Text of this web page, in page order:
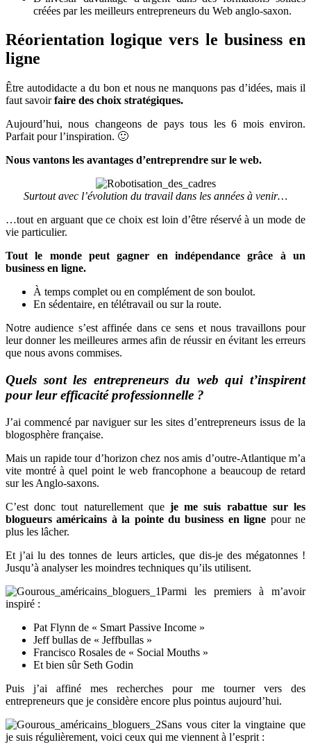
créées par les meilleurs entrepreneurs du Web anglo-saxon.
Réorientation logique vers le business en
ligne
Être autodidacte a du bon et nous ne manquons pas d’idées, mais il
faut savoirfaire des choix stratégiques.
Aujourd’hui, nous changeons de pays tous les 6 mois environ.
Parfait pour l’inspiration. 🙂
Nous vantons les avantages d’entreprendre sur le web.
Surtout avec l’évolution du travail dans les années à venir…
…tout en arguant que ce choix est loin d’être réservé à un mode de
vie particulier.
Tout le monde peut gagner en indépendance grâce à un
business en ligne.
À temps complet ou en complément de son boulot.
En sédentaire, en télétravail ou sur la route.
Notre audience s’est affinée dans ce sens et nous travaillons pour
leur donner les meilleures armes afin de réussir en évitant les erreurs
que nous avons commises.
Quels sont les entrepreneurs du web qui t’inspirent
pour leur efficacité professionnelle ?
J’ai commencé par naviguer sur les sites d’entrepreneurs issus de la
blogosphère française.
Mais un rapide tour d’horizon chez nos amis d’outre-Atlantique m’a
vite montré à quel point le web francophone a beaucoup de retard
sur les Anglo-saxons.
C’est donc tout naturellement que je me suis rabattue sur les
blogueurs américains à la pointe du business en ligne pour ne
plus les lâcher.
Et j’ai lu des tonnes de leurs articles, que dis-je des mégatonnes !
Jusqu’à analyser les moindres techniques qu’ils utilisent.
Parmi les premiers à m’avoir
inspiré :
Pat Flynn de « Smart Passive Income »
Jeff bullas de « Jeffbullas »
Francisco Rosales de « Social Mouths »
Et bien sûr Seth Godin
Puis j’ai affiné mes recherches pour me tourner vers des
entrepreneurs que je considère encore plus pointus aujourd’hui.
Sans vous citer la vingtaine que
je suis régulièrement, voici ceux qui me viennent à l’esprit :